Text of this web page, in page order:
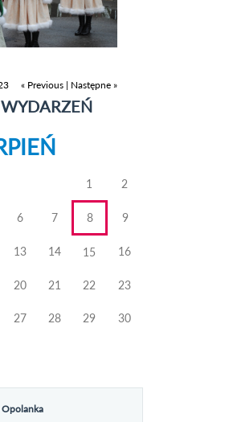
« Previous | Następne »
1 2
6 7 8 9
13 14 15 16
20 21 22 23
27 28 29 30